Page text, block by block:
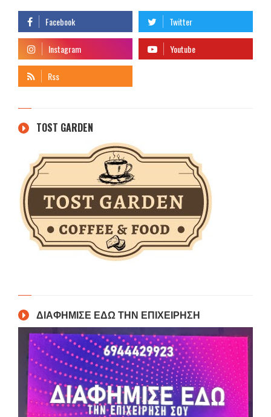
TOST GARDEN
ΔΙΑΦΗΜΙΣΕ ΕΔΩ ΤΗΝ ΕΠΙΧΕΙΡΗΣΗ